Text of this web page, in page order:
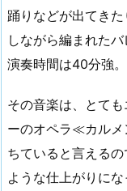
踊りなどが出てき
しながら編まれたバ
演奏時間は40分強。
その音楽は、とて
ーのオペラ≪カル
ちていると言える
ような仕上がりにな